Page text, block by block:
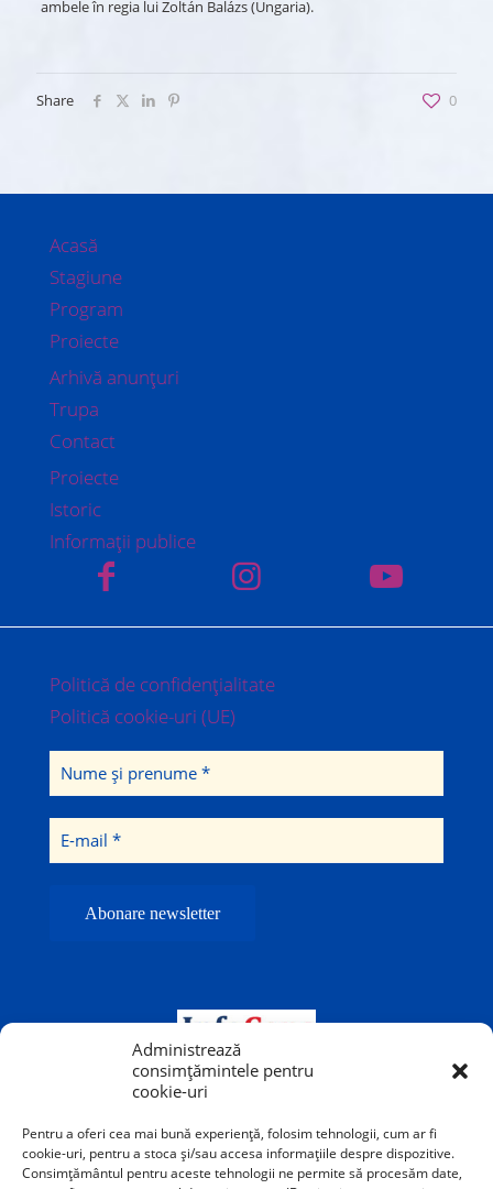
Administrează
consimțămintele pentru
cookie-uri
Pentru a oferi cea mai bună experiență, folosim tehnologii, cum ar fi
cookie-uri, pentru a stoca și/sau accesa informațiile despre dispozitive.
Consimțământul pentru aceste tehnologii ne permite să procesăm date,
ambele în regia lui Zoltán Balázs (Ungaria).
Share 0
Acasă
Stagiune
Program
Proiecte
Arhivă anunțuri
Trupa
Contact
Proiecte
Istoric
Informații publice
Politică de confidențialitate
Politică cookie-uri (UE)